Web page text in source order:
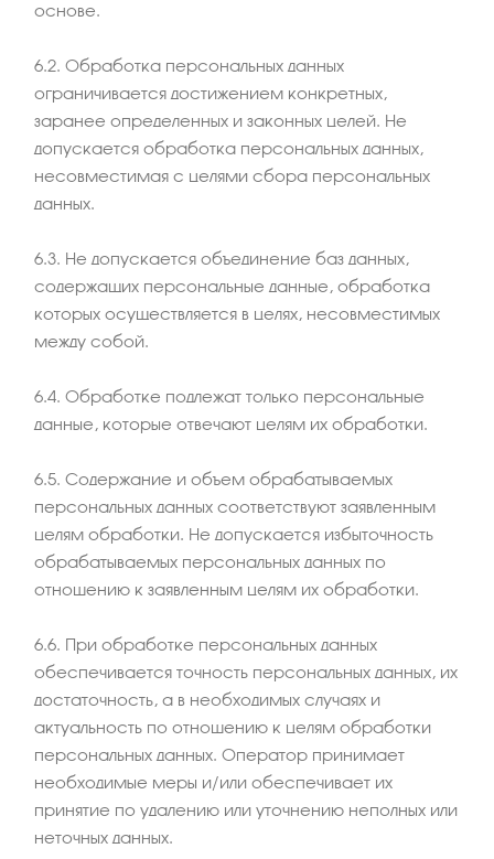
основе.
6.2. Обработка персональных данных
ограничивается достижением конкретных,
заранее определенных и законных целей. Не
допускается обработка персональных данных,
несовместимая с целями сбора персональных
данных.
6.3. Не допускается объединение баз данных,
содержащих персональные данные, обработка
которых осуществляется в целях, несовместимых
между собой.
6.4. Обработке подлежат только персональные
данные, которые отвечают целям их обработки.
6.5. Содержание и объем обрабатываемых
персональных данных соответствуют заявленным
целям обработки. Не допускается избыточность
обрабатываемых персональных данных по
отношению к заявленным целям их обработки.
6.6. При обработке персональных данных
обеспечивается точность персональных данных, их
достаточность, а в необходимых случаях и
актуальность по отношению к целям обработки
персональных данных. Оператор принимает
необходимые меры и/или обеспечивает их
принятие по удалению или уточнению неполных или
неточных данных.